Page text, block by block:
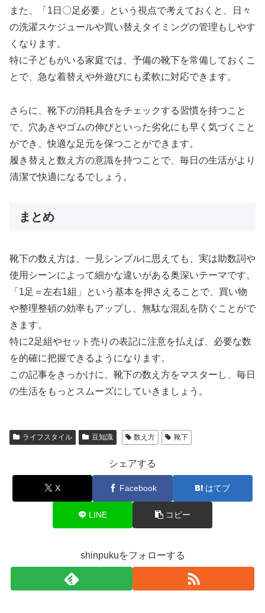
また、「1日〇足必要」という視点で考えておくと、日々
の洗濯スケジュールや買い替えタイミングの管理もしやす
くなります。
特に子どもがいる家庭では、予備の靴下を常備しておくこ
とで、急な着替えや外遊びにも柔軟に対応できます。
さらに、靴下の消耗具合をチェックする習慣を持つこと
で、穴あきやゴムの伸びといった劣化にも早く気づくこと
ができ、快適な足元を保つことができます。
履き替えと数え方の意識を持つことで、毎日の生活がより
清潔で快適になるでしょう。
まとめ
靴下の数え方は、一見シンプルに思えても、実は助数詞や
使用シーンによって細かな違いがある奥深いテーマです。
「1足＝左右1組」という基本を押さえることで、買い物
や整理整頓の効率もアップし、無駄な混乱を防ぐことがで
きます。
特に2足組やセット売りの表記に注意を払えば、必要な数
を的確に把握できるようになります。
この記事をきっかけに、靴下の数え方をマスターし、毎日
の生活をもっとスムーズにしていきましょう。
ライフスタイル 豆知識 数え方 靴下
シェアする
X Facebook はてブ
LINE コピー
shinpukuをフォローする